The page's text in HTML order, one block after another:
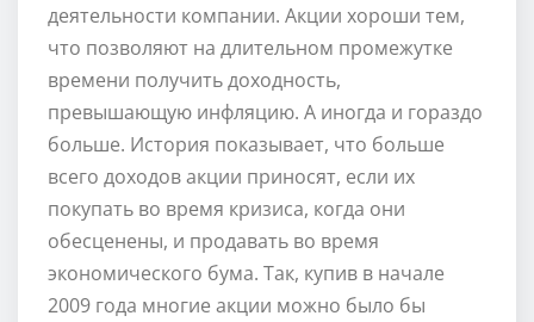
деятельности компании. Акции хороши тем,
что позволяют на длительном промежутке
времени получить доходность,
превышающую инфляцию. А иногда и гораздо
больше. История показывает, что больше
всего доходов акции приносят, если их
покупать во время кризиса, когда они
обесценены, и продавать во время
экономического бума. Так, купив в начале
2009 года многие акции можно было бы